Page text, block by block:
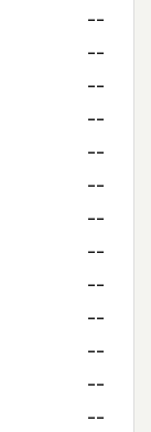
--
--
--
--
--
--
--
--
--
--
--
--
--